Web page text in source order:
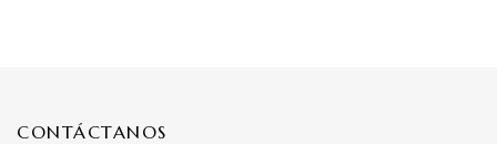
CONTÁCTANOS